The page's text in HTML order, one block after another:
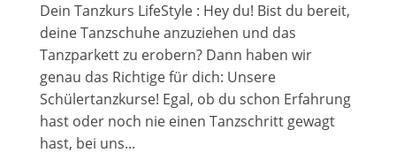
Dein Tanzkurs LifeStyle : Hey du! Bist du bereit,
deine Tanzschuhe anzuziehen und das
Tanzparkett zu erobern? Dann haben wir
genau das Richtige für dich: Unsere
Schülertanzkurse! Egal, ob du schon Erfahrung
hast oder noch nie einen Tanzschritt gewagt
hast, bei uns...